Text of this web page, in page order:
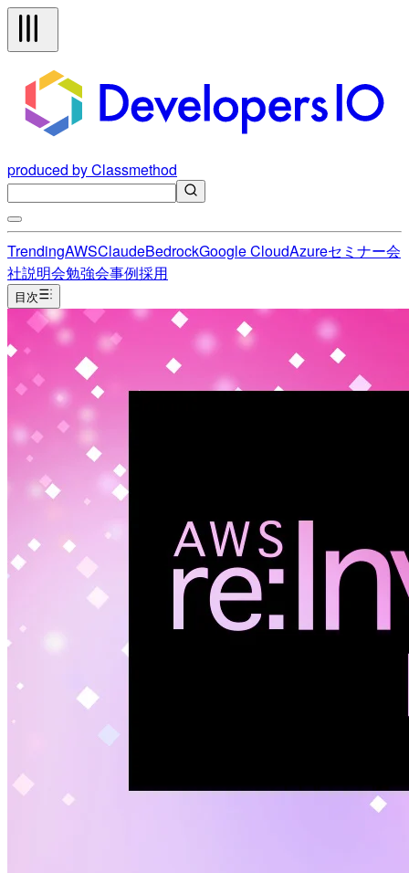
produced by Classmethod
TrendingAWSClaudeBedrockGoogle CloudAzureセミナー会
社説明会勉強会事例採用
目次